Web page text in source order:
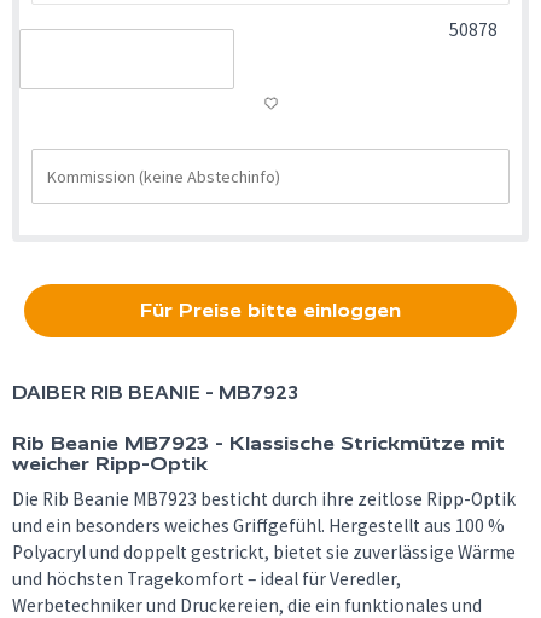
50878
Für Preise bitte einloggen
DAIBER RIB BEANIE - MB7923
Rib Beanie MB7923 - Klassische Strickmütze mit
weicher Ripp-Optik
Die Rib Beanie MB7923 besticht durch ihre zeitlose Ripp-Optik
und ein besonders weiches Griffgefühl. Hergestellt aus 100 %
Polyacryl und doppelt gestrickt, bietet sie zuverlässige Wärme
und höchsten Tragekomfort – ideal für Veredler,
Werbetechniker und Druckereien, die ein funktionales und